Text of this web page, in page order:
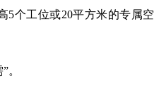
5个工位或20平方米的专属空
。